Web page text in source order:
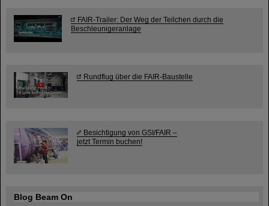
FAIR-Trailer: Der Weg der Teilchen durch die
Beschleunigeranlage
Rundflug über die FAIR-Baustelle
Besichtigung von GSI/FAIR –
jetzt Termin buchen!
Blog Beam On